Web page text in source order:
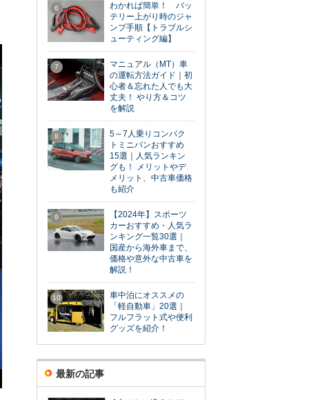
6
わかれば簡単！ バッ
テリー上がり時のジャ
ンプ手順【トラブルシ
ューティング編】
7
マニュアル（MT）車
の運転方法ガイド｜初
心者＆忘れた人でも大
丈夫！ やり方＆コツ
を解説
8
5～7人乗りコンパク
トミニバンおすすめ
15選｜人気ランキン
グも！ メリットやデ
メリット、中古車価格
も紹介
9
【2024年】スポーツ
カーおすすめ・人気ラ
ンキング一覧30選｜
国産から海外車まで、
価格や意外な中古車を
解説！
10
車中泊にオススメの
「軽自動車」20選｜
フルフラット式や便利
グッズを紹介！
最新の記事